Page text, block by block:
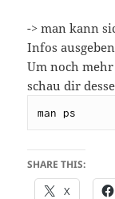
-> man kann
Infos
Um noch
schau dir
man ps
SHARE THIS:
X